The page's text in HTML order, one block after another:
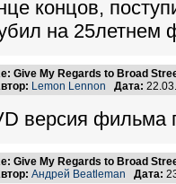
концов,
на 25летнем
Give My Regards to Broad
Lemon Lennon Дата:
версия фильма
Give My Regards to Broad
Андрей Beatleman Дата: